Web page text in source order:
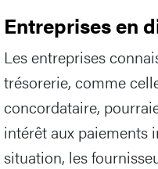
Entreprises en
Les entreprises
trésorerie, comme
concordataire,
intérêt aux paiements
situation, les